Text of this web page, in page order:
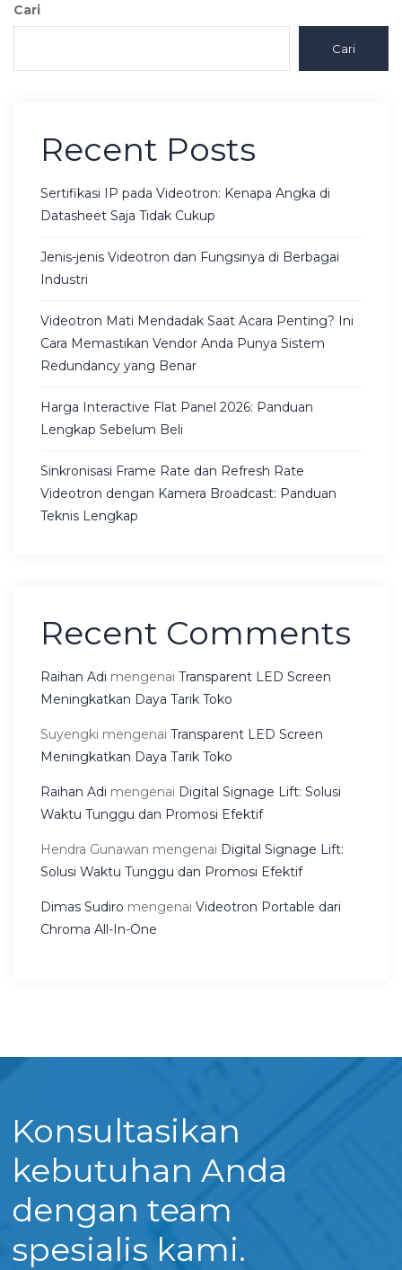
Cari
Cari
Recent Posts
Sertifikasi IP pada Videotron: Kenapa Angka di
Datasheet Saja Tidak Cukup
Jenis-jenis Videotron dan Fungsinya di Berbagai
Industri
Videotron Mati Mendadak Saat Acara Penting? Ini
Cara Memastikan Vendor Anda Punya Sistem
Redundancy yang Benar
Harga Interactive Flat Panel 2026: Panduan
Lengkap Sebelum Beli
Sinkronisasi Frame Rate dan Refresh Rate
Videotron dengan Kamera Broadcast: Panduan
Teknis Lengkap
Recent Comments
Raihan Adi mengenai Transparent LED Screen
Meningkatkan Daya Tarik Toko
Suyengki mengenai Transparent LED Screen
Meningkatkan Daya Tarik Toko
Raihan Adi mengenai Digital Signage Lift: Solusi
Waktu Tunggu dan Promosi Efektif
Hendra Gunawan mengenai Digital Signage Lift:
Solusi Waktu Tunggu dan Promosi Efektif
Dimas Sudiro mengenai Videotron Portable dari
Chroma All-In-One
Konsultasikan
kebutuhan Anda
dengan team
spesialis kami.